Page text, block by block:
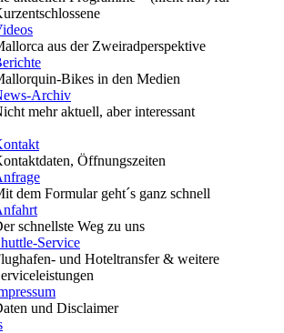
aus der Zweiradperspektive
Bikes in den Medien
Archiv
mehr aktuell, aber interessant
Öffnungszeiten
dem Formular geht´s ganz schnell
schnellste Weg zu uns
Service
und Hoteltransfer & weitere
und Disclaimer